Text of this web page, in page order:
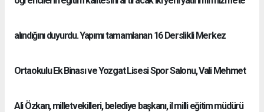
alındığını duyurdu. Yapımı tamamlanan 16 Derslikli Merkez
Ortaokulu Ek Binası ve Yozgat Lisesi Spor Salonu, Vali Mehmet
Ali Özkan, milletvekilleri, belediye başkanı, il milli eğitim müdürü